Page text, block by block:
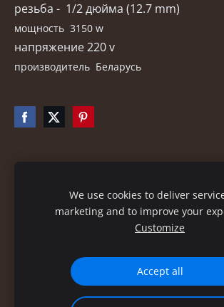
резьба - 1/2 дюйма (12.7 mm)
мощность 3150 w
напряжение 220 v
производитель Беларусь
We use cookies to deliver
marketing and to improve your
Customize
Accept all